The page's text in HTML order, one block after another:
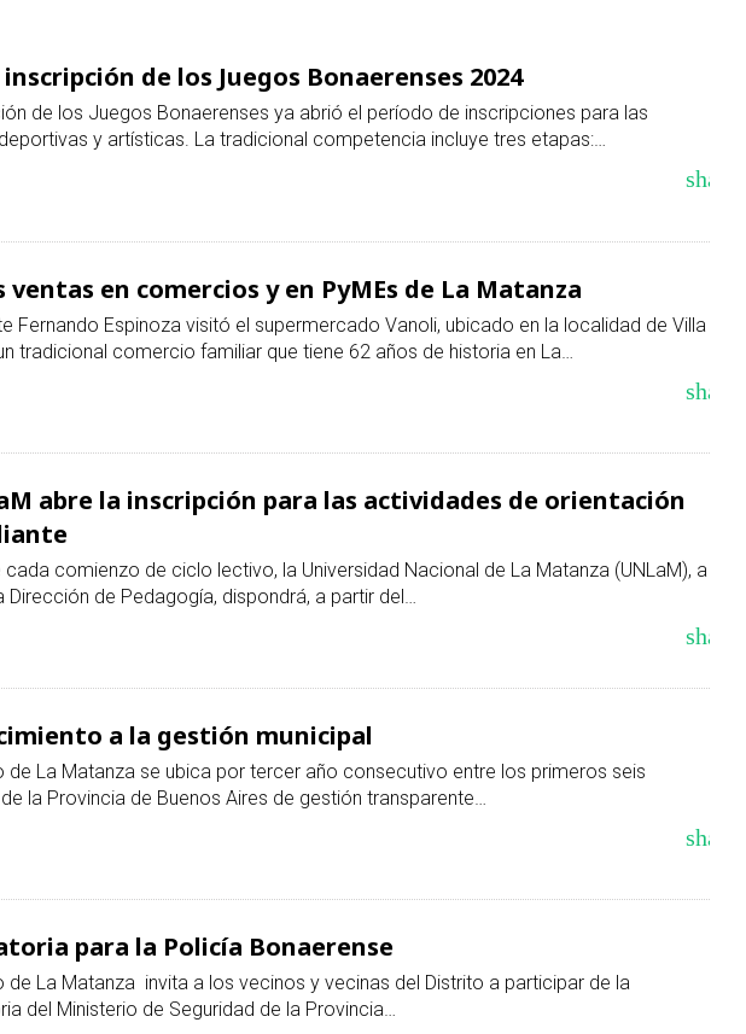
de los Juegos Bonaerenses 2024
de los Juegos Bonaerenses ya abrió el período de inscripciones para las
y artísticas. La tradicional competencia incluye tres etapas:…
share
ventas en comercios y en PyMEs de La Matanza
Fernando Espinoza visitó el supermercado Vanoli, ubicado en la localidad de Villa
tradicional comercio familiar que tiene 62 años de historia en La…
share
abre la inscripción para las actividades de orientación
comienzo de ciclo lectivo, la Universidad Nacional de La Matanza (UNLaM), a
Dirección de Pedagogía, dispondrá, a partir del…
share
a la gestión municipal
de La Matanza se ubica por tercer año consecutivo entre los primeros seis
la Provincia de Buenos Aires de gestión transparente…
share
para la Policía Bonaerense
de La Matanza invita a los vecinos y vecinas del Distrito a participar de la
del Ministerio de Seguridad de la Provincia…